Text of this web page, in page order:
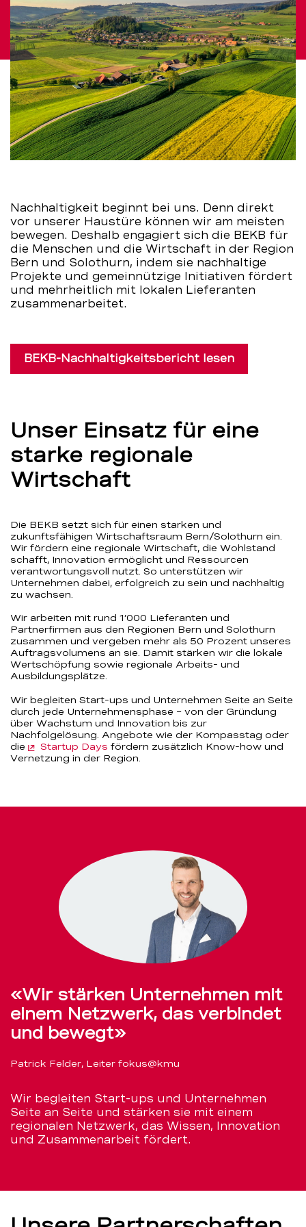
Nachhaltigkeit beginnt bei uns. Denn direkt
vor unserer Haustüre können wir am meisten
bewegen. Deshalb engagiert sich die BEKB für
die Menschen und die Wirtschaft in der Region
Bern und Solothurn, indem sie nachhaltige
Projekte und gemeinnützige Initiativen fördert
und mehrheitlich mit lokalen Lieferanten
zusammenarbeitet.
BEKB-Nachhaltigkeitsbericht lesen
Unser Einsatz für eine
starke regionale
Wirtschaft
Die BEKB setzt sich für einen starken und
zukunftsfähigen Wirtschaftsraum Bern/Solothurn ein.
Wir fördern eine regionale Wirtschaft, die Wohlstand
schafft, Innovation ermöglicht und Ressourcen
verantwortungsvoll nutzt. So unterstützen wir
Unternehmen dabei, erfolgreich zu sein und nachhaltig
zu wachsen.
Wir arbeiten mit rund 1’000 Lieferanten und
Partnerfirmen aus den Regionen Bern und Solothurn
zusammen und vergeben mehr als 50 Prozent unseres
Auftragsvolumens an sie. Damit stärken wir die lokale
Wertschöpfung sowie regionale Arbeits- und
Ausbildungsplätze.
Wir begleiten Start-ups und Unternehmen Seite an Seite
durch jede Unternehmensphase – von der Gründung
über Wachstum und Innovation bis zur
Nachfolgelösung. Angebote wie der Kompasstag oder
die
Startup Days fördern zusätzlich Know-how und
Vernetzung in der Region.
«Wir stärken Unternehmen mit
einem Netzwerk, das verbindet
und bewegt»
Patrick Felder, Leiter fokus@kmu
Wir begleiten Start-ups und Unternehmen
Seite an Seite und stärken sie mit einem
regionalen Netzwerk, das Wissen, Innovation
und Zusammenarbeit fördert.